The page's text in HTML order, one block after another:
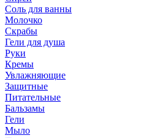
Соль для ванны
Молочко
Скрабы
Гели для душа
Руки
Кремы
Увлажняющие
Защитные
Питательные
Бальзамы
Гели
Мыло